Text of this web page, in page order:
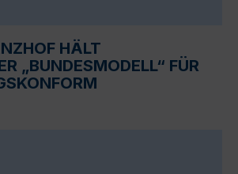
HÄLT
„BUNDESMODELL“ FÜR